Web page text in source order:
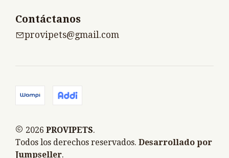
Contáctanos
provipets@gmail.com
2026 PROVIPETS.
Todos los derechos reservados. Desarrollado por
Jumpseller.